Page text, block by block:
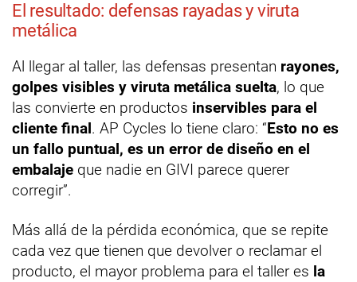
El resultado: defensas rayadas y viruta
metálica
Al llegar al taller, las defensas presentan rayones,
golpes visibles y viruta metálica suelta, lo que
las convierte en productos inservibles para el
cliente final. AP Cycles lo tiene claro: “Esto no es
un fallo puntual, es un error de diseño en el
embalaje que nadie en GIVI parece querer
corregir”.
Más allá de la pérdida económica, que se repite
cada vez que tienen que devolver o reclamar el
producto, el mayor problema para el taller es la